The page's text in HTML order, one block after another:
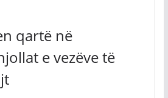
qartë në
e vezëve të